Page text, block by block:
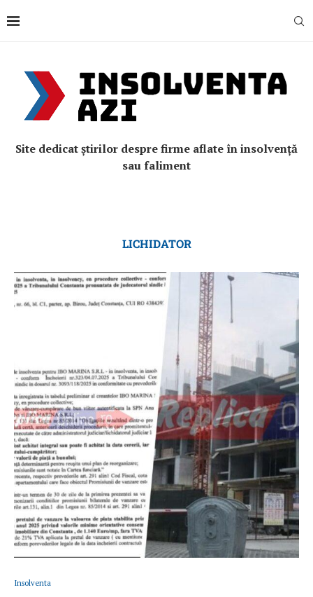
Site dedicat știrilor despre firme aflate în insolvență
sau faliment
LICHIDATOR
Insolventa